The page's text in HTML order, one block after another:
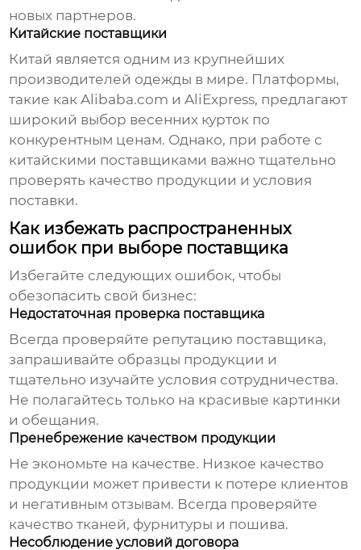
новых партнеров.
Китайские поставщики
Китай является одним из крупнейших
производителей одежды в мире. Платформы,
такие как Alibaba.com и AliExpress, предлагают
широкий выбор весенних курток по
конкурентным ценам. Однако, при работе с
китайскими поставщиками важно тщательно
проверять качество продукции и условия
поставки.
Как избежать распространенных
ошибок при выборе поставщика
Избегайте следующих ошибок, чтобы
обезопасить свой бизнес:
Недостаточная проверка поставщика
Всегда проверяйте репутацию поставщика,
запрашивайте образцы продукции и
тщательно изучайте условия сотрудничества.
Не полагайтесь только на красивые картинки
и обещания.
Пренебрежение качеством продукции
Не экономьте на качестве. Низкое качество
продукции может привести к потере клиентов
и негативным отзывам. Всегда проверяйте
качество тканей, фурнитуры и пошива.
Несоблюдение условий договора